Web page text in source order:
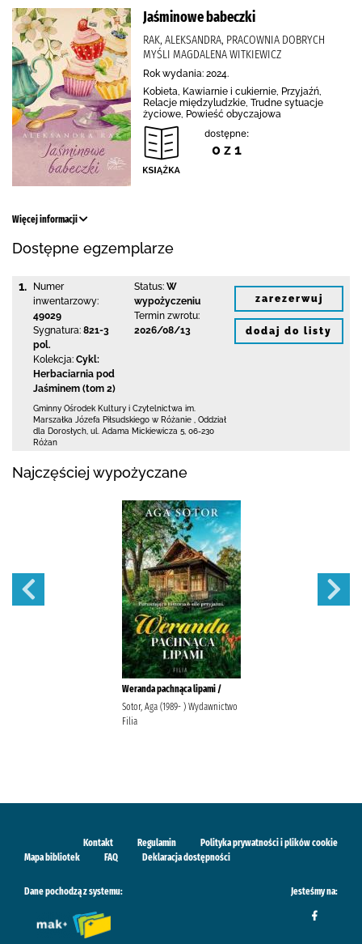
Jaśminowe babeczki
RAK, ALEKSANDRA, PRACOWNIA DOBRYCH
MYŚLI MAGDALENA WITKIEWICZ
Rok wydania: 2024.
Kobieta, Kawiarnie i cukiernie, Przyjaźń,
Relacje międzyludzkie, Trudne sytuacje
życiowe, Powieść obyczajowa
dostępne:
0 z 1
Więcej informacji
Dostępne egzemplarze
1.
Numer
inwentarzowy:
49029
Sygnatura: 821-3
pol.
Kolekcja: Cykl:
Herbaciarnia pod
Jaśminem (tom 2)
Status: W
wypożyczeniu
Termin zwrotu:
2026/08/13
Gminny Ośrodek Kultury i Czytelnictwa im.
Marszałka Józefa Piłsudskiego w Różanie
Oddział
dla Dorosłych, ul. Adama Mickiewicza 5 06-230
Różan
zarezerwuj
dodaj do listy
Najczęściej wypożyczane
Weranda pachnąca lipami /
Sotor, Aga (1989- ) Wydawnictwo
Filia
Kontakt Regulamin
Polityka prywatności i plików cookie
Mapa bibliotek
FAQ Deklaracja dostępności
Dane pochodzą z systemu: Jesteśmy na: